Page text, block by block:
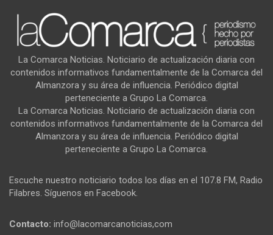
La Comarca Noticias. Noticiario de actualización diaria con
contenidos informativos fundamentalmente de la Comarca del
Almanzora y su área de influencia. Periódico digital
perteneciente a Grupo La Comarca.
La Comarca Noticias. Noticiario de actualización diaria con
contenidos informativos fundamentalmente de la Comarca del
Almanzora y su área de influencia. Periódico digital
perteneciente a Grupo La Comarca.
Escuche nuestro noticiario todos los días en el 107.8 FM, Radio
Filabres. Síguenos en Facebook.
Contacto: info@lacomarcanoticias,com